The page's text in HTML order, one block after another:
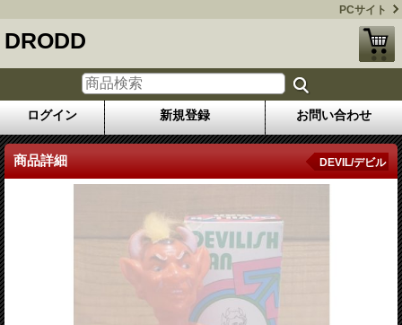
PCサイト
DRODD
ログイン 新規登録 お問い合わせ
商品詳細 DEVIL/デビル